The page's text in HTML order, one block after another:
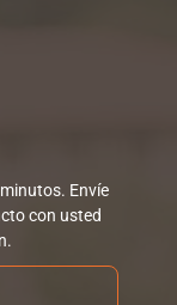
Envíe
con usted